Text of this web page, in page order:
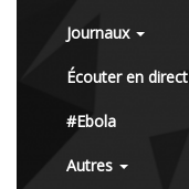
Journaux
Écouter en direct
#Ebola
Autres